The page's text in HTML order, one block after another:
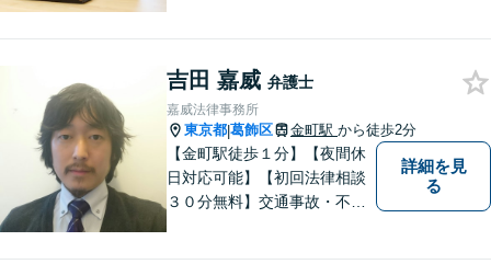
や未来を見据えたサポートを
大切にしています。【休日や
夜間相談も柔軟に対応】【WE
B相談可】
吉田 嘉威 弁護士
嘉威法律事務所
東京都|葛飾区 金町駅 から徒歩2分
【金町駅徒歩１分】【夜間休
日対応可能】【初回法律相談
３０分無料】交通事故・不動
詳細を見
る